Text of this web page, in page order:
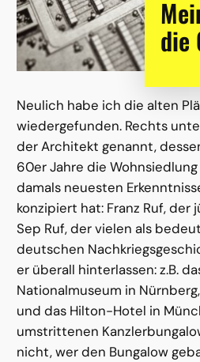
die
Neulich habe ich die alten
wiedergefunden. Rechts
der Architekt genannt,
60er Jahre die
damals neuesten
konzipiert hat: Franz Ruf, der
Sep Ruf, der vielen als
deutschen
er überall hinterlassen: z.B.
Nationalmuseum in
und das Hilton-Hotel in
umstrittenen
nicht, wer den Bungalow